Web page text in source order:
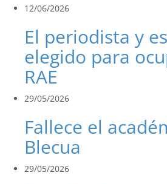
12/06/2026
El periodista y
elegido para
RAE
29/05/2026
Fallece el
Blecua
29/05/2026